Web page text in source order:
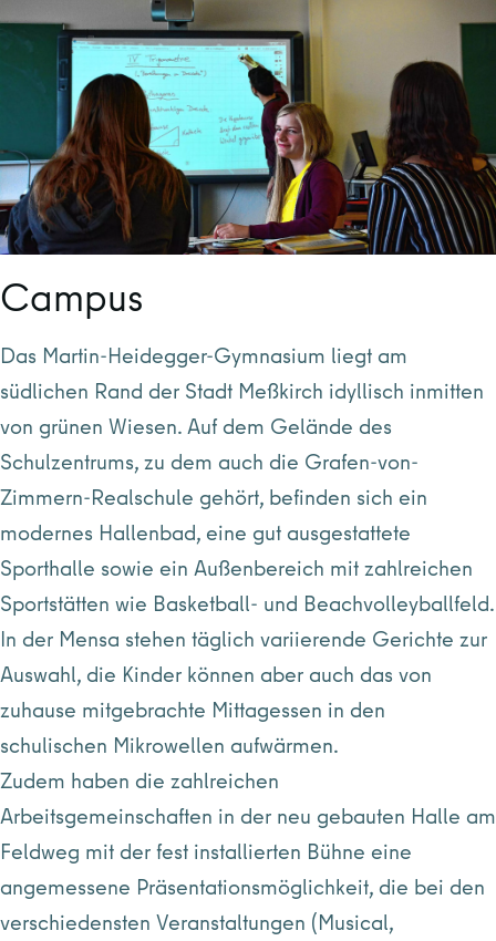
Campus
Das Martin-Heidegger-Gymnasium liegt am
südlichen Rand der Stadt Meßkirch idyllisch inmitten
von grünen Wiesen. Auf dem Gelände des
Schulzentrums, zu dem auch die Grafen-von-
Zimmern-Realschule gehört, befinden sich ein
modernes Hallenbad, eine gut ausgestattete
Sporthalle sowie ein Außenbereich mit zahlreichen
Sportstätten wie Basketball- und Beachvolleyballfeld.
In der Mensa stehen täglich variierende Gerichte zur
Auswahl, die Kinder können aber auch das von
zuhause mitgebrachte Mittagessen in den
schulischen Mikrowellen aufwärmen.
Zudem haben die zahlreichen
Arbeitsgemeinschaften in der neu gebauten Halle am
Feldweg mit der fest installierten Bühne eine
angemessene Präsentationsmöglichkeit, die bei den
verschiedensten Veranstaltungen (Musical,